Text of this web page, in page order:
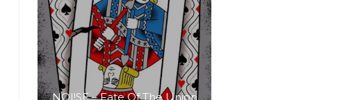
NOI!SE – Fate Of The Union